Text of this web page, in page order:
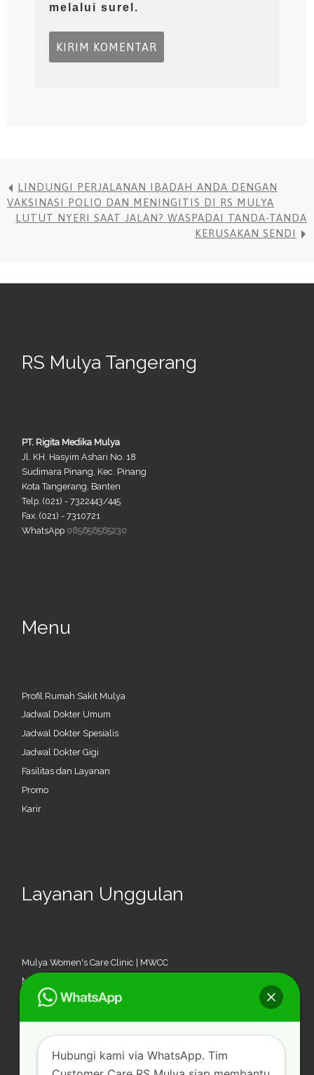
melalui surel.
LINDUNGI PERJALANAN IBADAH ANDA DENGAN
VAKSINASI POLIO DAN MENINGITIS DI RS MULYA
LUTUT NYERI SAAT JALAN? WASPADAI TANDA-TANDA
KERUSAKAN SENDI
RS Mulya Tangerang
PT. Rigita Medika Mulya
Jl. KH. Hasyim Ashari No. 18
Sudimara Pinang, Kec. Pinang
Kota Tangerang, Banten
Telp. (021) - 7322443/445
Fax. (021) - 7310721
WhatsApp 085656565230
Menu
Profil Rumah Sakit Mulya
Jadwal Dokter Umum
Jadwal Dokter Spesialis
Jadwal Dokter Gigi
Fasilitas dan Layanan
Promo
Karir
Layanan Unggulan
Mulya Women's Care Clinic | MWCC
Mulya ST Wasir Center | MSTWC
Mulya Urology Center | MUC
Klinik Tumbuh Kembang
Medical Check Up
Hubungi kami via WhatsApp. Tim